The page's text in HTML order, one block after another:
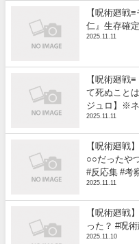
【呪術廻戦
仁』生存確
2025.11.11
【呪術廻戦
て死ぬこと
ジュロ】※
2025.11.11
【呪術廻戦
○○だったや
#反応集 #考
2025.11.11
【呪術廻戦
った？ #呪
2025.11.10